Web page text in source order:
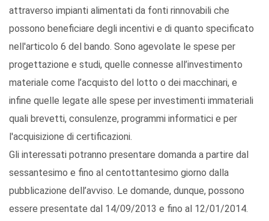
attraverso impianti alimentati da fonti rinnovabili che
possono beneficiare degli incentivi e di quanto specificato
nell'articolo 6 del bando. Sono agevolate le spese per
progettazione e studi, quelle connesse all’investimento
materiale come l’acquisto del lotto o dei macchinari, e
infine quelle legate alle spese per investimenti immateriali
quali brevetti, consulenze, programmi informatici e per
l'acquisizione di certificazioni.
Gli interessati potranno presentare domanda a partire dal
sessantesimo e fino al centottantesimo giorno dalla
pubblicazione dell’avviso. Le domande, dunque, possono
essere presentate dal 14/09/2013 e fino al 12/01/2014.